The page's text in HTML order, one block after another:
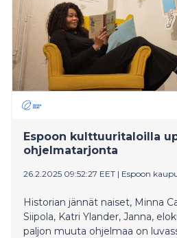
Espoon kulttuuritaloilla
ohjelmatarjonta
26.2.2025 09:52:27 EET | Espoon
Historian jännät naiset, Minna
Siipola, Katri Ylander, Janna,
paljon muuta ohjelmaa on